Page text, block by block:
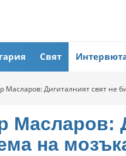
Свят
Дигиталният свят не
на